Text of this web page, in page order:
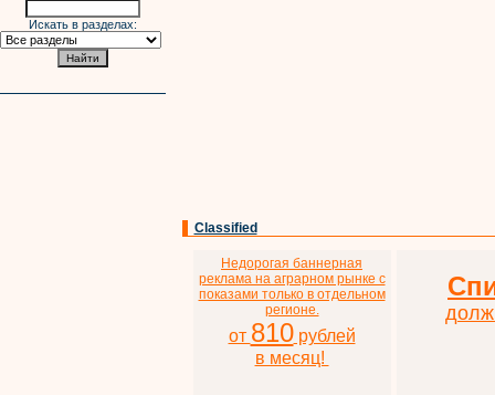
Искать в разделах:
Classified
Недорогая баннерная
реклама на аграрном рынке с
показами только в отдельном
регионе.
от 810рублей
в месяц!